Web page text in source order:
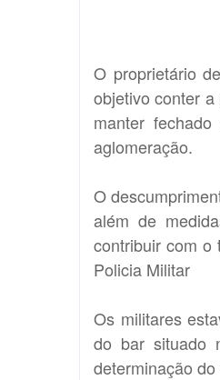
O proprietário
objetivo conter
manter
aglomeração.
O
além de
contribuir com o
Policia Militar
Os militares
do bar situado
determinação